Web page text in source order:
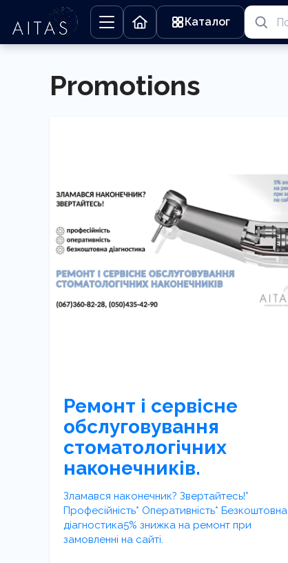
Каталог
Promotions
Ремонт і сервісне
обслуговування
стоматологічних
наконечників.
Зламався наконечник? Звертайтесь!*
Професійність* Оперативність* Безкоштовна
діагностика5% знижка на ремонт при
замовленні на сайті.